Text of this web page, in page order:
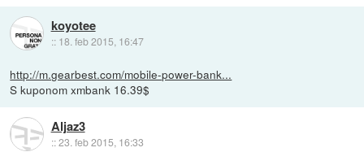
koyotee
:: 18. feb 2015, 16:47
http://m.gearbest.com/mobile-power-bank...
S kuponom xmbank 16.39$
Aljaz3
::23. feb 2015, 16:33